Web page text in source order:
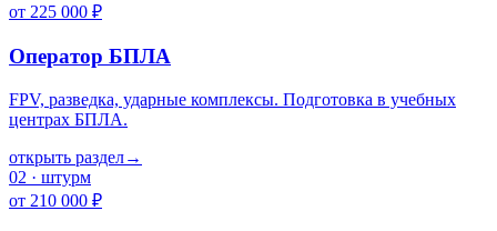
от 225 000 ₽
Оператор БПЛА
FPV, разведка, ударные комплексы. Подготовка в учебных
центрах БПЛА.
открыть раздел→
02 · штурм
от 210 000 ₽